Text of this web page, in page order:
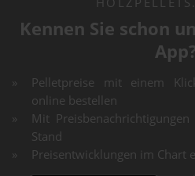
Kennen Sie schon
Pelletpreise mit einem
online bestellen
Mit
Stand
Preisentwicklungen im Chart